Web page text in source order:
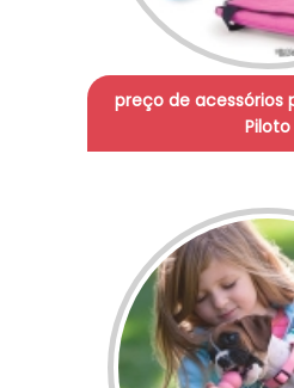
preço de acessórios
Piloto